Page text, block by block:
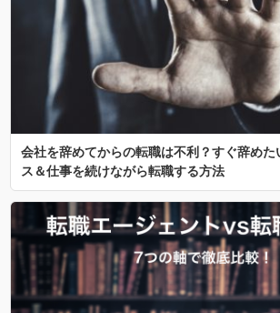
会社を辞めてからの転職は不利？すぐ辞めた
ス＆仕事を続けながら転職する方法